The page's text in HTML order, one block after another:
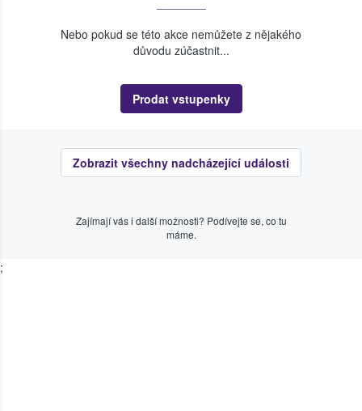
Nebo pokud se této akce nemůžete z nějakého
důvodu zúčastnit...
Prodat vstupenky
Zobrazit všechny nadcházející události
Zajímají vás i další možnosti? Podívejte se, co tu
máme.
;